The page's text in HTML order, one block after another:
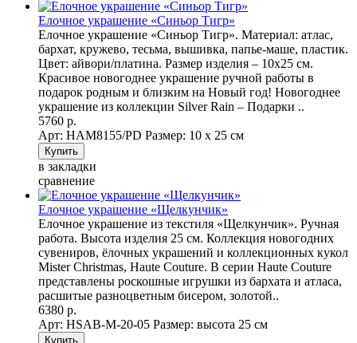
Елочное украшение «Синьор Тигр»
Елочное украшение «Синьор Тигр». Материал: атлас,
бархат, кружево, тесьма, вышивка, папье-маше, пластик.
Цвет: айвори/платина. Размер изделия – 10х25 см.
Красивое новогоднее украшение ручной работы в
подарок родным и близким на Новый год! Новогоднее
украшение из коллекции Silver Rain – Подарки ..
5760 р.
Арт: НAM8155/PD Размер: 10 х 25 см
в закладки
сравнение
Елочное украшение «Щелкунчик»
Елочное украшение из текстиля «Щелкунчик». Ручная
работа. Высота изделия 25 см. Коллекция новогодних
сувениров, ёлочных украшений и коллекционных кукол
Mister Christmas, Haute Couture. В серии Haute Couture
представлены роскошные игрушки из бархата и атласа,
расшитые разноцветным бисером, золотой..
6380 р.
Арт: HSAB-M-20-05 Размер: высота 25 см